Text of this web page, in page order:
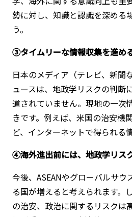
勢に対し、知識と認識を深める
う。
③タイムリーな情報収集を進め
日本のメディア（テレビ、新聞
ュースは、地政学リスクの判断
道されていません。現地の一次
きです。例えば、米国の治安機
ど、インターネットで得られる
④海外進出前には、地政学リス
今後、ASEANやグローバルサウ
る国が増えると考えられます。
の治安、政治に関するリスクは